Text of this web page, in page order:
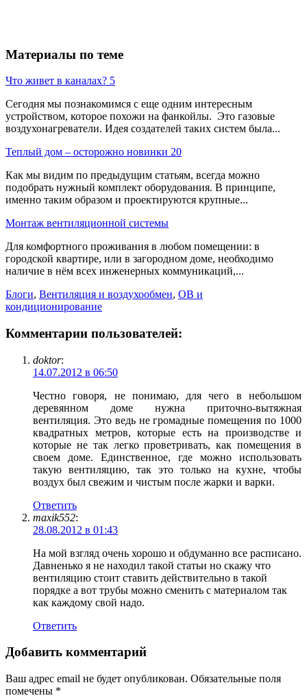
Материалы по теме
Что живет в каналах? 5
Сегодня мы познакомимся с еще одним интересным
устройством, которое похожи на фанкойлы. Это газовые
воздухонагреватели. Идея создателей таких систем была...
Теплый дом – осторожно новинки 20
Как мы видим по предыдущим статьям, всегда можно
подобрать нужный комплект оборудования. В принципе,
именно таким образом и проектируются крупные...
Монтаж вентиляционной системы
Для комфортного проживания в любом помещении: в
городской квартире, или в загородном доме, необходимо
наличие в нём всех инженерных коммуникаций,...
Блоги, Вентиляция и воздухообмен, ОВ и
кондиционирование
Комментарии пользователей:
doktor:
14.07.2012 в 06:50
Честно говоря, не понимаю, для чего в небольшом
деревянном доме нужна приточно-вытяжная
вентиляция. Это ведь не громадные помещения по 1000
квадратных метров, которые есть на производстве и
которые не так легко проветривать, как помещения в
своем доме. Единственное, где можно использовать
такую вентиляцию, так это только на кухне, чтобы
воздух был свежим и чистым после жарки и варки.
Ответить
maxik552:
28.08.2012 в 01:43
На мой взгляд очень хорошо и обдуманно все расписано.
Давненько я не находил такой статьи но скажу что
вентиляцию стоит ставить действительно в такой
порядке а вот трубы можно сменить с материалом так
как каждому свой надо.
Ответить
Добавить комментарий
Ваш адрес email не будет опубликован. Обязательные поля
помечены *